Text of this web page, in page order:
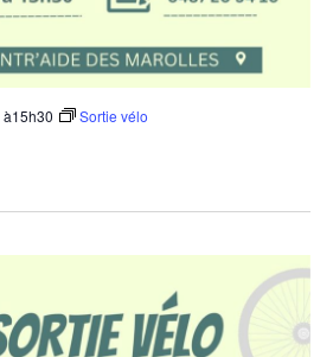
à15h30 Sortie vélo